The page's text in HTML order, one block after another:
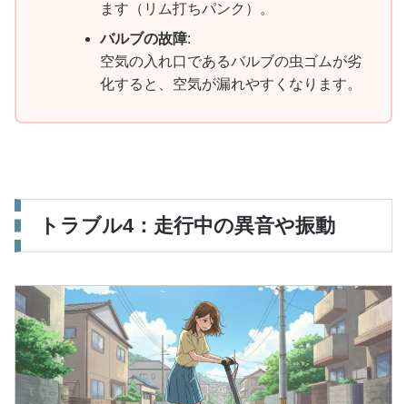
ます（リム打ちパンク）。
バルブの故障:
空気の入れ口であるバルブの虫ゴムが劣
化すると、空気が漏れやすくなります。
トラブル4：走行中の異音や振動